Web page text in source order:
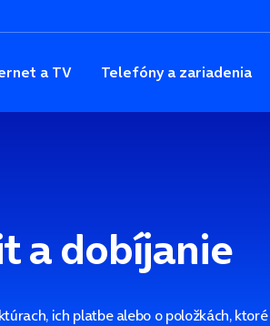
a TV Telefóny a zariadenia
a dobíjanie
ich platbe alebo o položkách,